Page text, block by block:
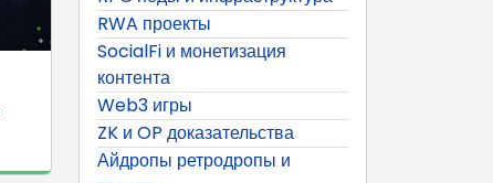
RWA проекты
SocialFi и монетизация
контента
Web3 игры
ZK и OP доказательства
Айдропы ретродропы и